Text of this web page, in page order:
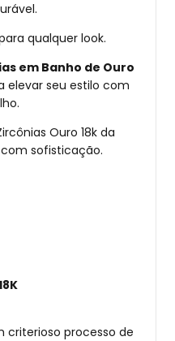
qualquer look.
em Banho de Ouro
elevar seu estilo com
Ouro 18k da
sofisticação.
criterioso processo de